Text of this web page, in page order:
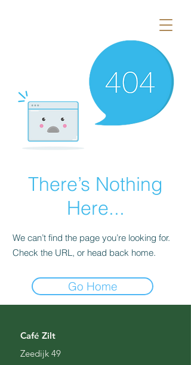
There’s Nothing
Here...
We can’t find the page you’re looking for.
Check the URL, or head back home.
Go Home
Café Zilt
Zeedijk 49